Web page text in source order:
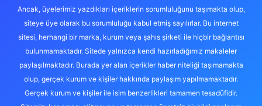
Ancak, üyelerimiz yazdıkları içeriklerin sorumluluğunu taşımakta olup,
siteye üye olarak bu sorumluluğu kabul etmiş sayılırlar. Bu internet
sitesi, herhangi bir marka, kurum veya şahıs şirketi ile hiçbir bağlantısı
bulunmamaktadır. Sitede yalnızca kendi hazırladığımız makaleler
paylaşılmaktadır. Burada yer alan içerikler haber niteliği taşımamakta
olup, gerçek kurum ve kişiler hakkında paylaşım yapılmamaktadır.
Gerçek kurum ve kişiler ile isim benzerlikleri tamamen tesadüfidir.